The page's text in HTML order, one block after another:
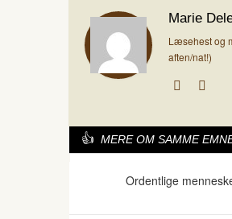
Marie
Læsehest og
aften/nat!)
MERE OM SAMME
Ordentlige